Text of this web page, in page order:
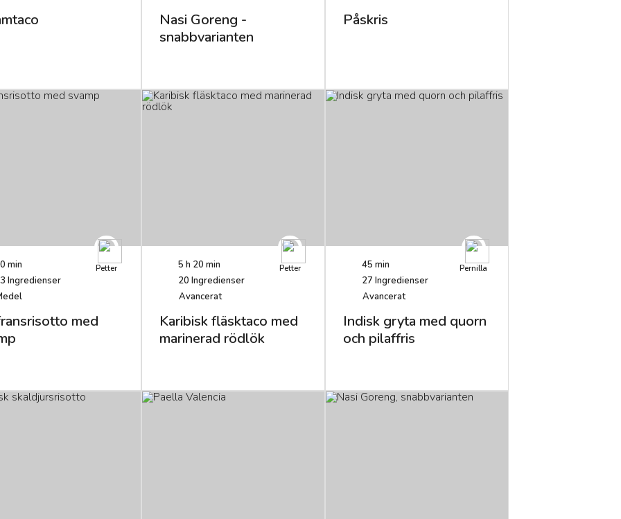
Nasi Goreng -
snabbvarianten
Påskris
min
Ingredienser
med
Petter
5 h 20 min
20 Ingredienser
Avancerat
Karibisk fläsktaco med
marinerad rödlök
Petter
45 min
27 Ingredienser
Avancerat
Indisk gryta med quorn
och pilaffris
Pernilla